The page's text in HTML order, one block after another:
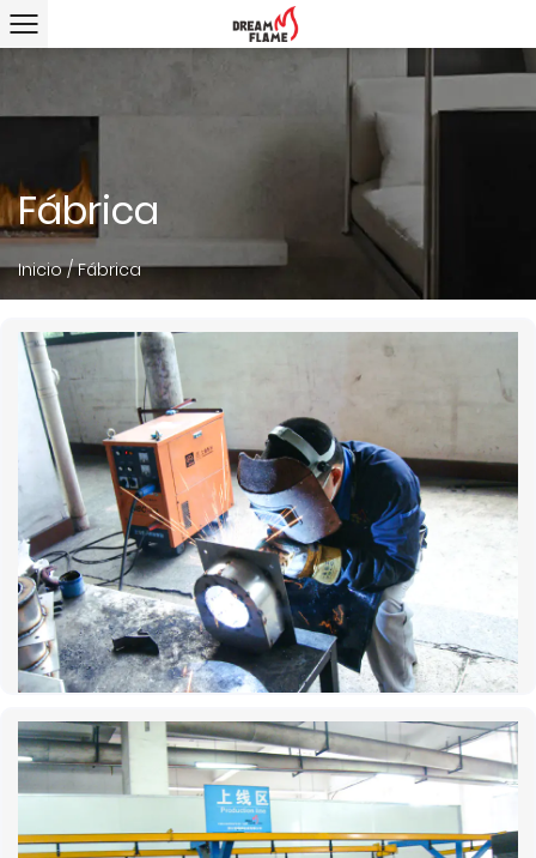
Fábrica
Inicio/Fábrica